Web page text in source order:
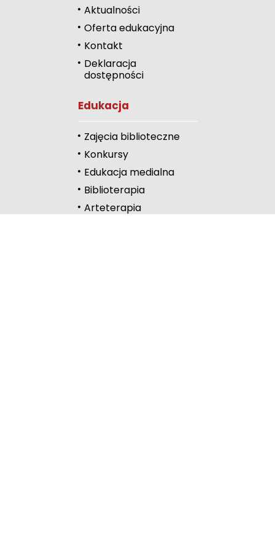
Aktualności
Oferta edukacyjna
Kontakt
Deklaracja
dostępności
Edukacja
Zajęcia biblioteczne
Konkursy
Edukacja medialna
Biblioterapia
Arteterapia
Duży kursor